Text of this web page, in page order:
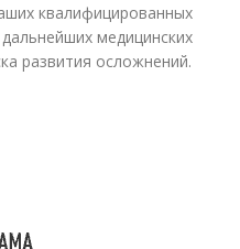
квалифицированных
медицинских
развития осложнений.